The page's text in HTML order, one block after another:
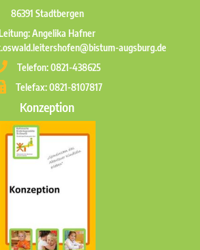
86391 Stadtbergen
Angelika Hafner
augsburg.de
Telefon: 0821-438625
Telefax: 0821-8107817
Konzeption